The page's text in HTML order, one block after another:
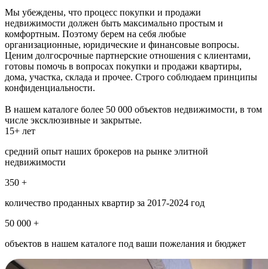
Мы убеждены, что процесс покупки и продажи
недвижимости должен быть максимально простым и
комфортным. Поэтому берем на себя любые
организационные, юридические и финансовые вопросы.
Ценим долгосрочные партнерские отношения с клиентами,
готовы помочь в вопросах покупки и продажи квартиры,
дома, участка, склада и прочее. Строго соблюдаем принципы
конфиденциальности.
В нашем каталоге более 50 000 объектов недвижимости, в том
числе эксклюзивные и закрытые.
15+ лет
средний опыт наших брокеров на рынке элитной
недвижимости
350 +
количество проданных квартир за 2017-2024 год
50 000 +
объектов в нашем каталоге под ваши пожелания и бюджет